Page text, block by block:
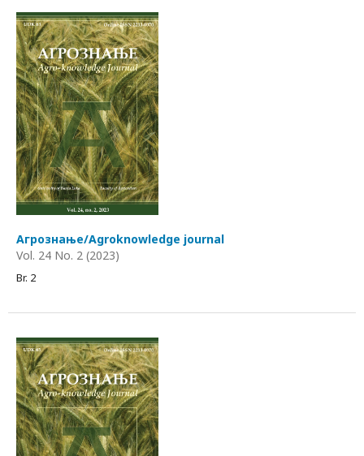
Агрознање/Agroknowledge journal
Vol. 24 No. 2 (2023)
Br. 2